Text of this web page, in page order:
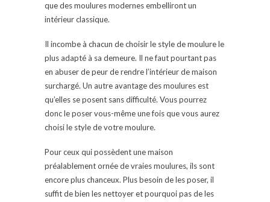
que des moulures modernes embelliront un
intérieur classique.
Il incombe à chacun de choisir le style de moulure le
plus adapté à sa demeure. Il ne faut pourtant pas
en abuser de peur de rendre l’intérieur de maison
surchargé. Un autre avantage des moulures est
qu’elles se posent sans difficulté. Vous pourrez
donc le poser vous-même une fois que vous aurez
choisi le style de votre moulure.
Pour ceux qui possèdent une maison
préalablement ornée de vraies moulures, ils sont
encore plus chanceux. Plus besoin de les poser, il
suffit de bien les nettoyer et pourquoi pas de les